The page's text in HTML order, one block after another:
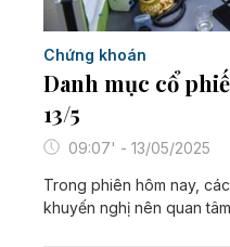
Chứng khoán
Danh mục cổ
13/5
09:07' - 13/05/2025
Trong phiên hôm nay,
khuyến nghị nên quan